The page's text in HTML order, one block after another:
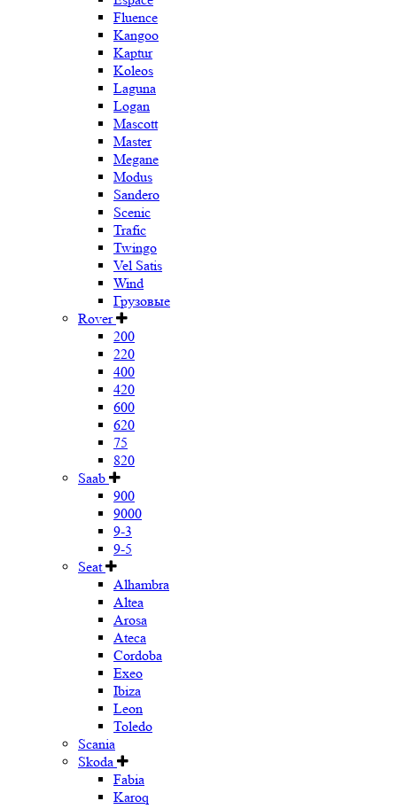
Fluence
Kangoo
Kaptur
Koleos
Laguna
Logan
Mascott
Master
Megane
Modus
Sandero
Scenic
Trafic
Twingo
Vel Satis
Wind
Грузовые
Rover
200
220
400
420
600
620
75
820
Saab
900
9000
9-3
9-5
Seat
Alhambra
Altea
Arosa
Ateca
Cordoba
Exeo
Ibiza
Leon
Toledo
Scania
Skoda
Fabia
Karoq